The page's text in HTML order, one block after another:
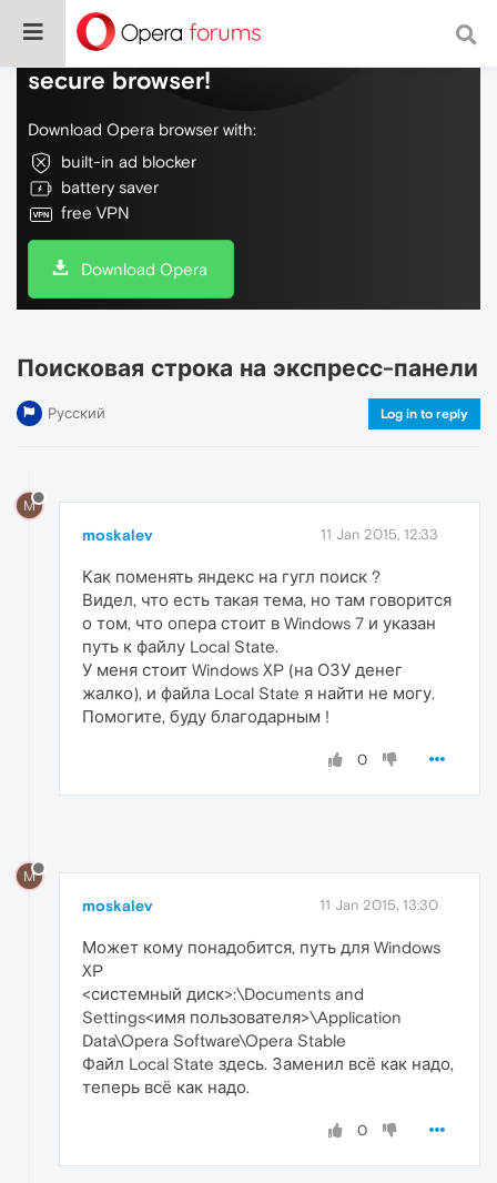
Do more on the web, with a fast and
secure browser!
Download Opera browser with:
built-in ad blocker
battery saver
free VPN
Download Opera
Поисковая строка на экспресс-панели
Русский Log in to reply
M
moskalev 11 Jan 2015, 12:33
Как поменять яндекс на гугл поиск ?
Видел, что есть такая тема, но там говорится
о том, что опера стоит в Windows 7 и указан
путь к файлу Local State.
У меня стоит Windows XP (на ОЗУ денег
жалко), и файла Local State я найти не могу.
Помогите, буду благодарным !
0
M
moskalev 11 Jan 2015, 13:30
Может кому понадобится, путь для Windows
XP
<системный диск>:\Documents and
Settings<имя пользователя>\Application
Data\Opera Software\Opera Stable
Файл Local State здесь. Заменил всё как надо,
теперь всё как надо.
0